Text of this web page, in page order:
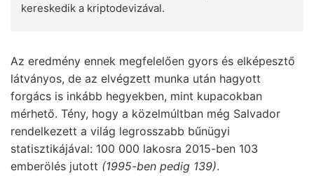
kereskedik a kriptodevizával.
Az eredmény ennek megfelelően gyors és elképesztő
látványos, de az elvégzett munka után hagyott
forgács is inkább hegyekben, mint kupacokban
mérhető. Tény, hogy a közelmúltban még Salvador
rendelkezett a világ legrosszabb bűnügyi
statisztikájával: 100 000 lakosra 2015-ben 103
emberölés jutott (1995-ben pedig 139).